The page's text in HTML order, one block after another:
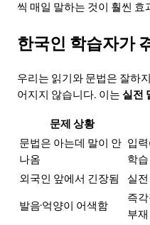
씩 매일 말하는 것이 훨씬 효
한국인 학습자가
우리는 읽기와 문법은 잘하
어지지 않습니다. 이는 실전
문제 상황
문법은 아는데 말이 안
나옴
입
학습
외국인 앞에서 긴장됨
실
발음·억양이 어색함
즉
부재